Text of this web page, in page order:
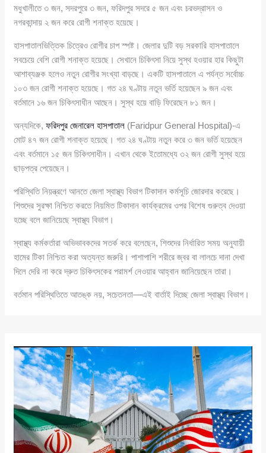
মধুখালীতে ৩ জন, সদরপুরে ৩ জন, ফরিদপুর সদরে ৫ জন এবং চরভদ্রাসন ও
নগরকান্দায় ২ জন করে রোগী শনাক্ত হয়েছে।
হাসপাতালভিত্তিক চিত্রেও রোগীর চাপ স্পষ্ট। জেলার দুটি বড় সরকারি হাসপাতালে
সবচেয়ে বেশি রোগী শনাক্ত হয়েছে। সেখানে চিকিৎসা নিয়ে সুস্থ হওয়ার হার কিছুটা
আশাব্যঞ্জক হলেও নতুন রোগীর সংখ্যা বাড়ছে। একটি হাসপাতালে এ পর্যন্ত সর্বোচ্চ
১০৩ জন রোগী শনাক্ত হয়েছে। গত ২৪ ঘণ্টায় নতুন ভর্তি হয়েছেন ৯ জন এবং
বর্তমানে ১৬ জন চিকিৎসাধীন আছেন। সুস্থ হয়ে বাড়ি ফিরেছেন ৮১ জন।
অন্যদিকে,ফরিদপুর জেনারেল হাসপাতাল (Faridpur General Hospital)-এ
মোট ৪৭ জন রোগী শনাক্ত হয়েছে। গত ২৪ ঘণ্টায় নতুন করে ৩ জন ভর্তি হয়েছেন
এবং বর্তমানে ১৫ জন চিকিৎসাধীন। এখান থেকে ইতোমধ্যে ৩২ জন রোগী সুস্থ হয়ে
ছাড়পত্র পেয়েছেন।
পরিস্থিতি নিয়ন্ত্রণে আনতে জেলা স্বাস্থ্য বিভাগ টিকাদান কর্মসূচি জোরদার করেছে।
শিশুদের সুরক্ষা নিশ্চিত করতে নিয়মিত টিকাদান কার্যক্রমের ওপর বিশেষ গুরুত্ব দেওয়া
হচ্ছে বলে জানিয়েছে স্বাস্থ্য বিভাগ।
স্বাস্থ্য কর্মকর্তারা অভিভাবকদের সতর্ক করে বলেছেন, শিশুদের নির্ধারিত সময় অনুযায়ী
হামের টিকা নিশ্চিত করা অত্যন্ত জরুরি। পাশাপাশি শরীরে জ্বর বা লালচে দানা দেখা
দিলে দেরি না করে দ্রুত চিকিৎসকের পরামর্শ নেওয়ার আহ্বান জানিয়েছেন তারা।
বর্তমান পরিস্থিতিতে আতঙ্ক নয়, সচেতনতা—এই বার্তাই দিচ্ছে জেলা স্বাস্থ্য বিভাগ।